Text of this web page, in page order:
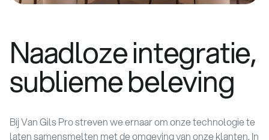
Naadloze integratie,
sublieme beleving
Bij Van Gils Pro streven we ernaar om onze technologie te
laten samensmelten met de omgeving van onze klanten. In